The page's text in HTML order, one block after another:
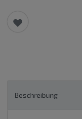
Beschreibung